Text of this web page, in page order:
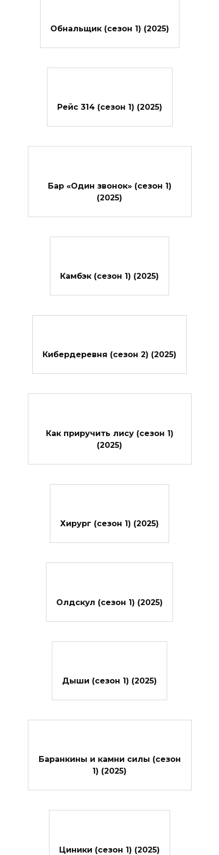
Обнальщик (сезон 1) (2025)
Рейс 314 (сезон 1) (2025)
Бар «Один звонок» (сезон 1)
(2025)
Камбэк (сезон 1) (2025)
Кибердеревня (сезон 2) (2025)
Как приручить лису (сезон 1)
(2025)
Хирург (сезон 1) (2025)
Олдскул (сезон 1) (2025)
Дыши (сезон 1) (2025)
Баранкины и камни силы (сезон
1) (2025)
Циники (сезон 1) (2025)